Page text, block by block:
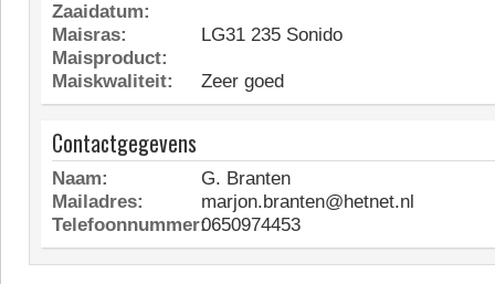
Zaaidatum:
Maisras:
LG31 235 Sonido
Maisproduct:
Maiskwaliteit:
Zeer goed
Contactgegevens
Naam:
G. Branten
Mailadres:
marjon.branten@hetnet.nl
Telefoonnummer:0650974453